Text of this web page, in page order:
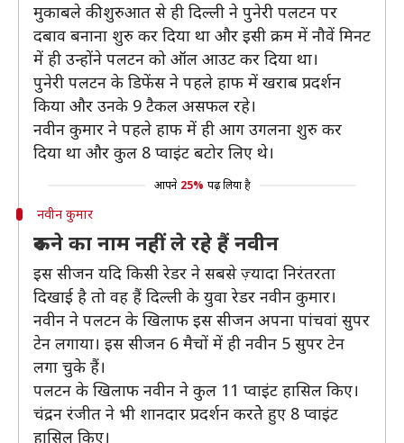
मुकाबले की शुरुआत से ही दिल्ली ने पुनेरी पलटन पर
दबाव बनाना शुरु कर दिया था और इसी क्रम में नौवें मिनट
में ही उन्होंने पलटन को ऑल आउट कर दिया था।
पुनेरी पलटन के डिफेंस ने पहले हाफ में खराब प्रदर्शन
किया और उनके 9 टैकल असफल रहे।
नवीन कुमार ने पहले हाफ में ही आग उगलना शुरु कर
दिया था और कुल 8 प्वाइंट बटोर लिए थे।
आपने 25% पढ़ लिया है
नवीन कुमार
रुकने का नाम नहीं ले रहे हैं नवीन
इस सीजन यदि किसी रेडर ने सबसे ज़्यादा निरंतरता
दिखाई है तो वह हैं दिल्ली के युवा रेडर नवीन कुमार।
नवीन ने पलटन के खिलाफ इस सीजन अपना पांचवां सुपर
टेन लगाया। इस सीजन 6 मैचों में ही नवीन 5 सुपर टेन
लगा चुके हैं।
पलटन के खिलाफ नवीन ने कुल 11 प्वाइंट हासिल किए।
चंद्रन रंजीत ने भी शानदार प्रदर्शन करतेे हुए 8 प्वाइंट
हासिल किए।